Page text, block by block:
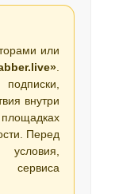
или
внутри
Перед
сервиса